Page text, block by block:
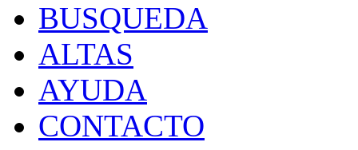
BUSQUEDA
ALTAS
AYUDA
CONTACTO